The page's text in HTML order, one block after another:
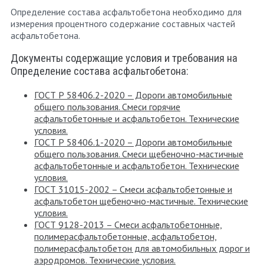
Определение состава асфальтобетона необходимо для
измерения процентного содержание составных частей
асфальтобетона.
Документы содержащие условия и требования на
Определение состава асфальтобетона:
ГОСТ Р 58406.2-2020 – Дороги автомобильные
общего пользования. Смеси горячие
асфальтобетонные и асфальтобетон. Технические
условия.
ГОСТ Р 58406.1-2020 – Дороги автомобильные
общего пользования. Смеси щебеночно-мастичные
асфальтобетонные и асфальтобетон. Технические
условия.
ГОСТ 31015-2002 – Смеси асфальтобетонные и
асфальтобетон щебеночно-мастичные. Технические
условия.
ГОСТ 9128-2013 – Смеси асфальтобетонные,
полимерасфальтобетонные, асфальтобетон,
полимерасфальтобетон для автомобильных дорог и
аэродромов. Технические условия.